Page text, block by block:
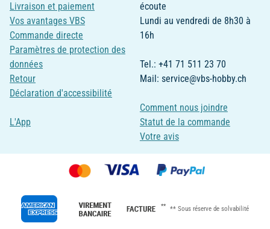
Livraison et paiement
Vos avantages VBS
Commande directe
Paramètres de protection des
données
Retour
Déclaration d'accessibilité
L'App
écoute
Lundi au vendredi de 8h30 à
16h
Tel.: +41 71 511 23 70
Mail: service@vbs-hobby.ch
Comment nous joindre
Statut de la commande
Votre avis
** ** Sous réserve de solvabilité